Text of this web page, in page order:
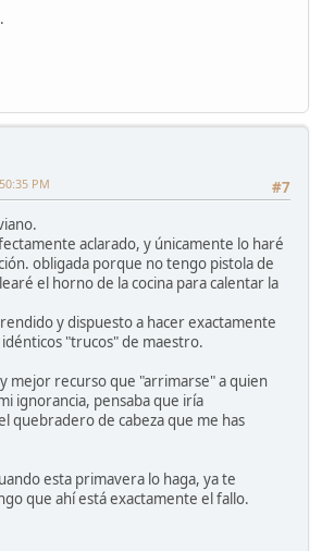
#7
PM
aclarado, y únicamente lo haré
obligada porque no tengo pistola de
el horno de la cocina para calentar la
y dispuesto a hacer exactamente
idénticos "trucos" de maestro.
mejor recurso que "arrimarse" a quien
ignorancia, pensaba que iría
quebradero de cabeza que me has
esta primavera lo haga, ya te
que ahí está exactamente el fallo.